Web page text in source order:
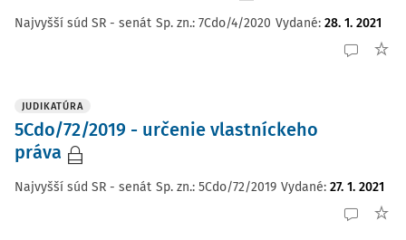
Najvyšší súd SR - senát Sp. zn.: 7Cdo/4/2020 Vydané: 28. 1. 2021
JUDIKATÚRA
5Cdo/72/2019 - určenie vlastníckeho
práva
Najvyšší súd SR - senát Sp. zn.: 5Cdo/72/2019 Vydané: 27. 1. 2021